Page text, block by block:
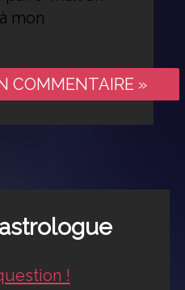
mon
!